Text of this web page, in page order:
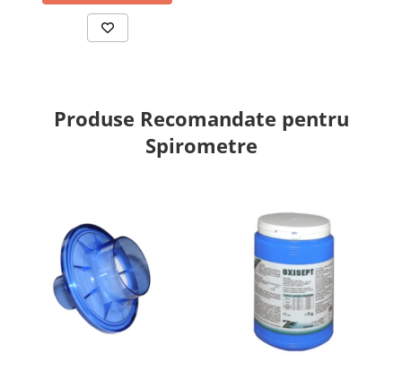
Produse Recomandate pentru
Spirometre